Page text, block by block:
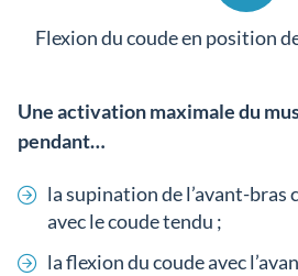
Flexion du coude en position
Une activation maximale du
pendant…
la supination de l’avant-bras
avec le coude tendu ;
la flexion du coude avec